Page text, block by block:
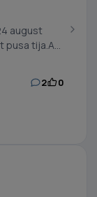
august
tija.Am
2 0